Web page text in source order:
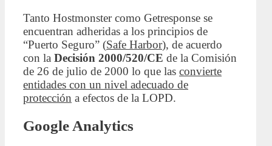
Tanto Hostmonster como Getresponse se
encuentran adheridas a los principios de
“Puerto Seguro” (Safe Harbor), de acuerdo
con la Decisión 2000/520/CE de la Comisión
de 26 de julio de 2000 lo que las convierte
entidades con un nivel adecuado de
protección a efectos de la LOPD.
Google Analytics